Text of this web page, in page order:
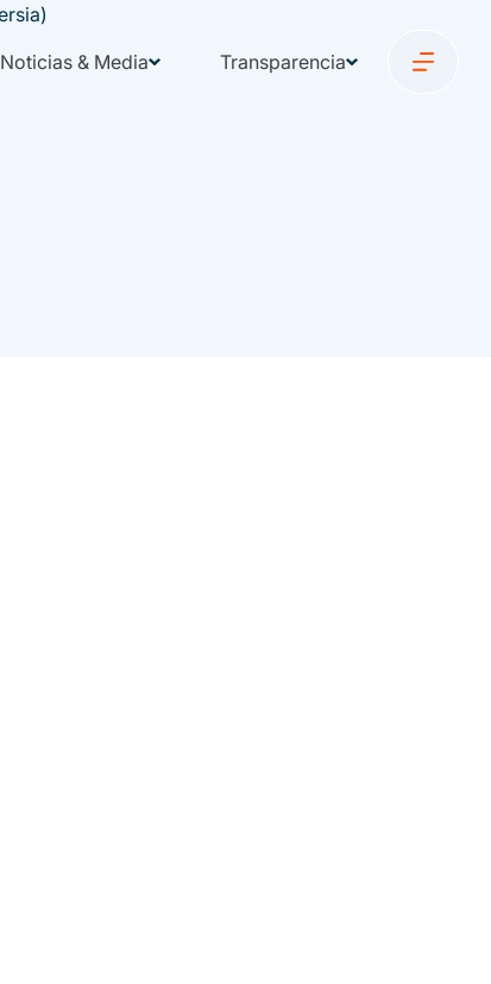
Noticias & Media Transparencia